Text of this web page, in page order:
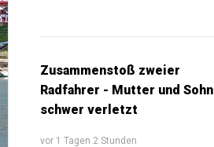
Zusammenstoß zweier
Radfahrer - Mutter und Sohn
schwer verletzt
vor 1 Tagen 2 Stunden